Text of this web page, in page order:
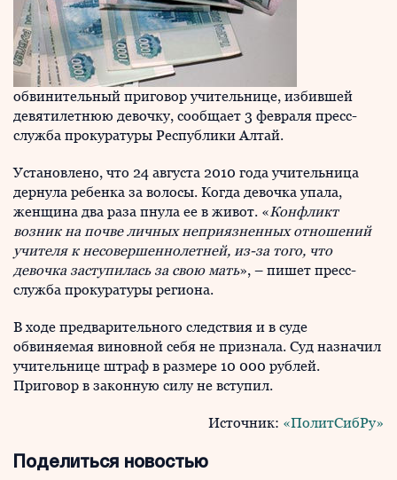
обвинительный приговор учительнице, избившей
девятилетнюю девочку, сообщает 3 февраля пресс-
служба прокуратуры Республики Алтай.
Установлено, что 24 августа 2010 года учительница
дернула ребенка за волосы. Когда девочка упала,
женщина два раза пнула ее в живот. «Конфликт
возник на почве личных неприязненных отношений
учителя к несовершеннолетней, из-за того, что
девочка заступилась за свою мать», – пишет пресс-
служба прокуратуры региона.
В ходе предварительного следствия и в суде
обвиняемая виновной себя не признала. Суд назначил
учительнице штраф в размере 10 000 рублей.
Приговор в законную силу не вступил.
Источник: «ПолитСибРу»
Поделиться новостью